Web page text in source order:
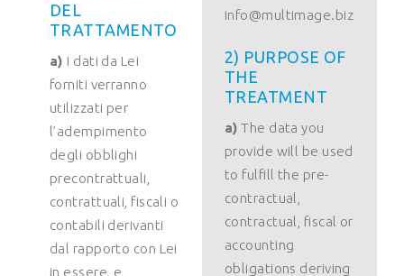
DEL
TRATTAMENTO
a) I dati da Lei
forniti verranno
utilizzati per
l’adempimento
degli obblighi
precontrattuali,
contrattuali, fiscali o
contabili derivanti
dal rapporto con Lei
in essere, e
info@multimage.biz
2) PURPOSE OF
THE
TREATMENT
a) The data you
provide will be used
to fulfill the pre-
contractual,
contractual, fiscal or
accounting
obligations deriving